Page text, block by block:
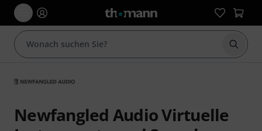
Suche
Newfangled Audio Virtuelle